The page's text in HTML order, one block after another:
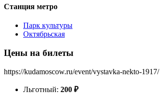
Станция метро
Парк культуры
Октябрьская
Цены на билеты
https://kudamoscow.ru/event/vystavka-nekto-1917/
Льготный: 200 ₽